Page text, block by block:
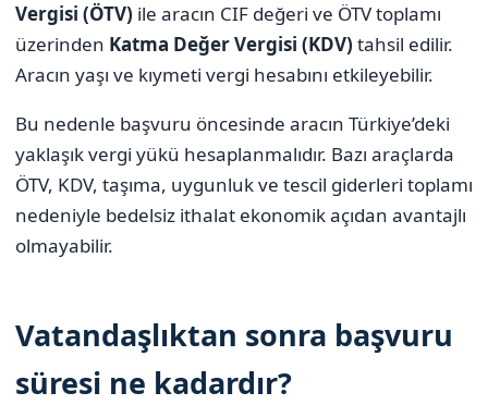
Vergisi (ÖTV) ile aracın CIF değeri ve ÖTV toplamı
üzerinden Katma Değer Vergisi (KDV) tahsil edilir.
Aracın yaşı ve kıymeti vergi hesabını etkileyebilir.
Bu nedenle başvuru öncesinde aracın Türkiye’deki
yaklaşık vergi yükü hesaplanmalıdır. Bazı araçlarda
ÖTV, KDV, taşıma, uygunluk ve tescil giderleri toplamı
nedeniyle bedelsiz ithalat ekonomik açıdan avantajlı
olmayabilir.
Vatandaşlıktan sonra başvuru
süresi ne kadardır?